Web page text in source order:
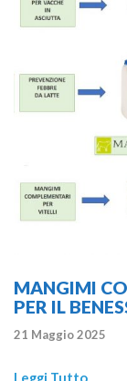
MANGIMI
PER IL
21 Maggio 2025
Leggi Tutto